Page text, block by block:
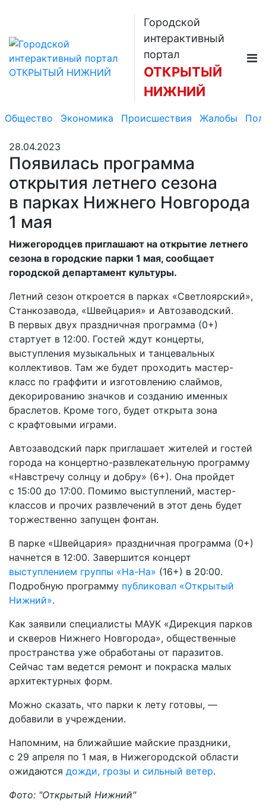
Городской
интерактивный
портал
ОТКРЫТЫЙ
НИЖНИЙ
Общество Экономика Происшествия Жалобы
28.04.2023
Появилась программа
открытия летнего сезона
в парках Нижнего Новгорода
1 мая
Нижегородцев приглашают на открытие летнего
сезона в городские парки 1 мая, сообщает
городской департамент культуры.
Летний сезон откроется в парках «Светлоярский»,
Станкозавода, «Швейцария» и Автозаводский.
В первых двух праздничная программа (0+)
стартует в 12:00. Гостей ждут концерты,
выступления музыкальных и танцевальных
коллективов. Там же будет проходить мастер-
класс по граффити и изготовлению слаймов,
декорированию значков и созданию именных
браслетов. Кроме того, будет открыта зона
с крафтовыми играми.
Автозаводский парк приглашает жителей и гостей
города на концертно-развлекательную программу
«Навстречу солнцу и добру» (6+). Она пройдет
с 15:00 до 17:00. Помимо выступлений, мастер-
классов и прочих развлечений в этот день будет
торжественно запущен фонтан.
В парке «Швейцария» праздничная программа (0+)
начнется в 12:00. Завершится концерт
выступлением группы «На-На» (16+) в 20:00.
Подробную программу публиковал «Открытый
Нижний».
Как заявили специалисты МАУК «Дирекция парков
и скверов Нижнего Новгорода», общественные
пространства уже обработаны от паразитов.
Сейчас там ведется ремонт и покраска малых
архитектурных форм.
Можно сказать, что парки к лету готовы, —
добавили в учреждении.
Напомним, на ближайшие майские праздники,
с 29 апреля по 1 мая, в Нижегородской области
ожидаются дожди, грозы и сильный ветер.
Фото: "Открытый Нижний"